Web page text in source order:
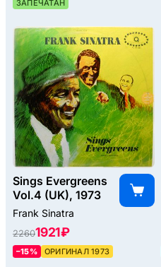
ЗАПЕЧАТАН
Sings Evergreens
Vol.4 (UK), 1973
Frank Sinatra
22601921 ₽
–15% ОРИГИНАЛ 1973